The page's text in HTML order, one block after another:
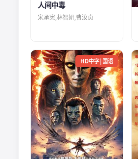
人间中毒
宋承宪,林智妍,曹汝贞
HD中字|国语